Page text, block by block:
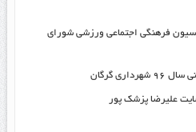
فرهنگی اجتماعی ورزشی شورای
علیرضا پزشک پور